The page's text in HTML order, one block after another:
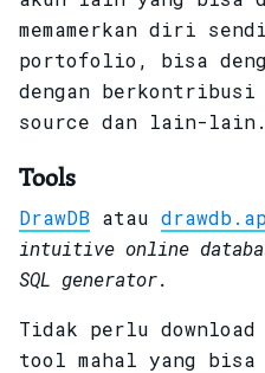
memamerkan diri
portofolio, bisa
dengan berkontribusi
source dan lain-lain.
Tools
DrawDB atau
intuitive online
SQL generator.
Tidak perlu download
tool mahal yang bisa